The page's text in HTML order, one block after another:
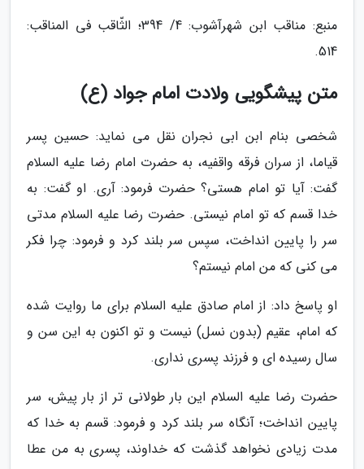
منبع: مناقب ابن شهرآشوب: 4/ 394؛ الثّاقب فی المناقب:
514.
متن پیشگویی ولادت امام جواد (ع)
شخصی بنام ابن ابی نجران نقل می نماید: حسین پسر
قیاما، از سران فرقه واقفیه، به حضرت امام رضا علیه السلام
گفت: آیا تو امام هستی؟ حضرت فرمود: آری. او گفت: به
خدا قسم که تو امام نیستی. حضرت رضا علیه السلام مدتی
سر را پایین انداخت، سپس سر بلند کرد و فرمود: چرا فکر
می کنی که من امام نیستم؟
او پاسخ داد: از امام صادق علیه السلام برای ما روایت شده
که امام، عقیم (بدون نسل) نیست و تو اکنون به این سن و
سال رسیده ای و فرزند پسری نداری.
حضرت رضا علیه السلام این بار طولانی تر از بار پیش، سر
پایین انداخت؛ آنگاه سر بلند کرد و فرمود: قسم به خدا که
مدت زیادی نخواهد گذشت که خداوند، پسری به من عطا